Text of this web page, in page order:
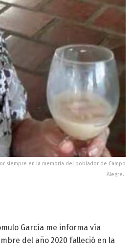
siempre en la memoria del poblador de Campo
Alegre.
García me informa vía
del año 2020 falleció en la